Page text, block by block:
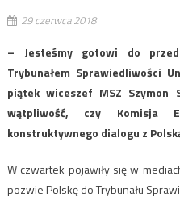
29 czerwca 2018
– Jesteśmy gotowi do
Trybunałem Sprawiedliwości
piątek wiceszef MSZ Szymon
wątpliwość, czy Komisja
konstruktywnego dialogu z
W czwartek pojawiły się w
pozwie Polskę do Trybunału